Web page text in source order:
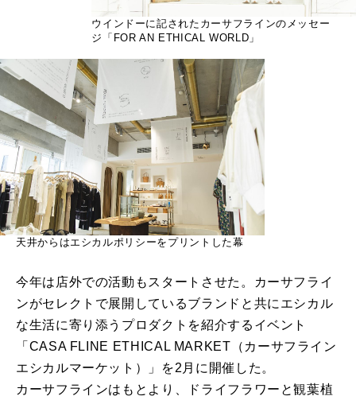
ウインドーに記されたカーサフラインのメッセー
ジ「FOR AN ETHICAL WORLD」
天井からはエシカルポリシーをプリントした幕
今年は店外での活動もスタートさせた。カーサフライ
ンがセレクトで展開しているブランドと共にエシカル
な生活に寄り添うプロダクトを紹介するイベント
「CASA FLINE ETHICAL MARKET（カーサフライン
エシカルマーケット）」を2月に開催した。
カーサフラインはもとより、ドライフラワーと観葉植